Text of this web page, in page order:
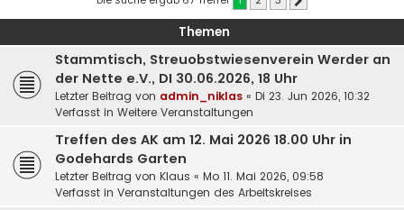
Themen
Stammtisch, Streuobstwiesenverein Werder an
der Nette e.V., DI 30.06.2026, 18 Uhr
Letzter Beitrag von admin_niklas « Di 23. Jun 2026, 10:32
Verfasst in Weitere Veranstaltungen
Treffen des AK am 12. Mai 2026 18.00 Uhr in
Godehards Garten
Letzter Beitrag von Klaus « Mo 11. Mai 2026, 09:58
Verfasst in Veranstaltungen des Arbeitskreises